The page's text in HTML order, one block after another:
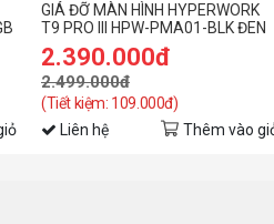
GIÁ ĐỠ MÀN HÌNH HYPERWORK
T9 PRO III HPW-PMA01-BLK ĐEN
2.390.000đ
2.499.000đ
(Tiết kiệm: 109.000đ)
Liên hệ Thêm vào